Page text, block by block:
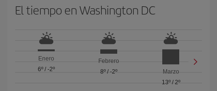
El tiempo en Washington DC
Enero
6º/ -2º
Febrero
8º/ -2º
Marzo
13º/ 2º